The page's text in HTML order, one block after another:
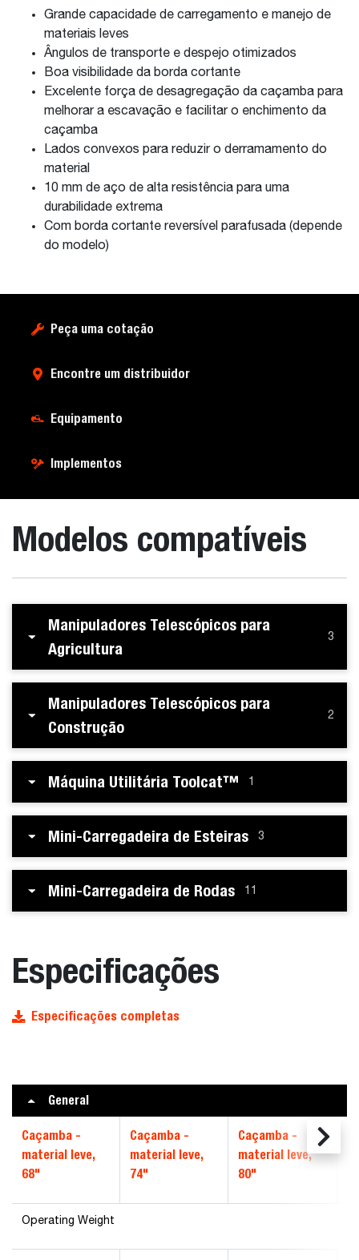
Grande capacidade de carregamento e manejo de
materiais leves
Ângulos de transporte e despejo otimizados
Boa visibilidade da borda cortante
Excelente força de desagregação da caçamba para
melhorar a escavação e facilitar o enchimento da
caçamba
Lados convexos para reduzir o derramamento do
material
10 mm de aço de alta resistência para uma
durabilidade extrema
Com borda cortante reversível parafusada (depende
do modelo)
Peça uma cotação
Encontre um distribuidor
Equipamento
Implementos
Modelos compatíveis
Manipuladores Telescópicos para
Agricultura
3
Manipuladores Telescópicos para
Construção
2
Máquina Utilitária Toolcat™ 1
Mini-Carregadeira de Esteiras 3
Mini-Carregadeira de Rodas 11
Especificações
Especificações completas
General
Caçamba -
material leve,
68"
Caçamba -
material leve,
74"
Caçamba -
material leve,
80"
Operating Weight